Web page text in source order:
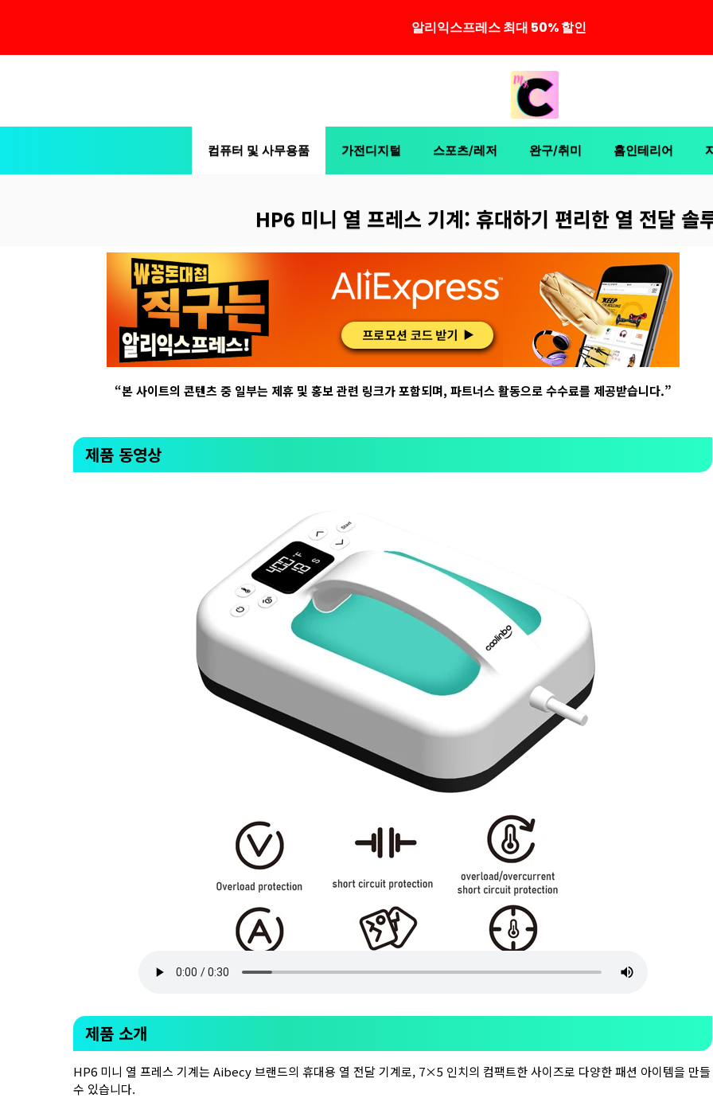
건
컴퓨터 및 사무용품 가전디지털 스포츠/레저 완구/취미 홈인테리어
HP6 미니 열 프레스 기계: 휴대하기 편리한 열 전달 솔
“본 사이트의 콘텐츠 중 일부는 제휴 및 홍보 관련 링크가 포함되며, 파트너스 활동으로 수수료를 제공받습니다.”
제품 동영상
제품 소개
HP6 미니 열 프레스 기계는 Aibecy 브랜드의 휴대용 열 전달 기계로, 7×5 인치의 컴팩트한 사이즈로 다양한 패션 아이템을 만들
수 있습니다.
알리익스프레스 최대 50% 할인